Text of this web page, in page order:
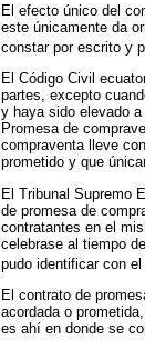
El efecto único del
este únicamente da
constar por escrito y
El Código Civil
partes, excepto
y haya sido elevado
Promesa de
compraventa lleve
prometido y que
El Tribunal Supremo
de promesa de
contratantes en el
celebrase al tiempo
pudo identificar con
El contrato de
acordada o
es ahí en donde se